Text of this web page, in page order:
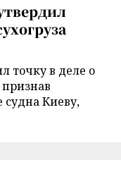
точку в деле о
Киеву,